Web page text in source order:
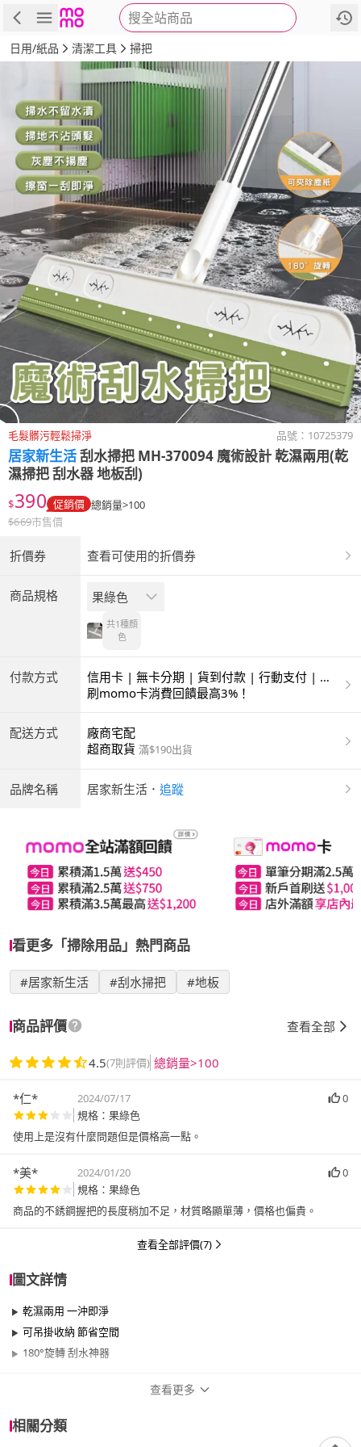
搜全站商品
商品 評價 詳情
日用/紙品 清潔工具 掃把
毛髮髒污輕鬆掃淨 品號： 10725379
居家新生活刮水掃把 MH-370094 魔術設計 乾濕兩用(乾
濕掃把 刮水器 地板刮)
$390 促銷價 總銷量>100
$669市售價
折價券 查看可使用的折價券
商品規格 果綠色
共1種顏
色
付款方式
信用卡 | 無卡分期 | 貨到付款 | 行動支付 | 超
商付款 | ATM | 銀聯卡
刷momo卡消費回饋最高3%！
配送方式
廠商宅配
超商取貨 滿$190出貨
品牌名稱 居家新生活 ． 追蹤
看更多「掃除用品」熱門商品
#居家新生活 #刮水掃把 #地板
商品評價 查看全部
4.5(7則評價) 總銷量>100
*仁* 2024/07/17
0
規格：果綠色
使用上是沒有什麼問題但是價格高一點。
*美* 2024/01/20
0
規格：果綠色
商品的不銹鋼握把的長度稍加不足，材質略顯單薄，價格也偏貴。
查看全部評價(7)
圖文詳情
乾濕兩用 一沖即淨
可吊掛收納 節省空間
180°旋轉 刮水神器
查看更多
相關分類